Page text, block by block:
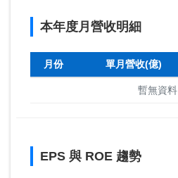
本年度月營收明細
月份 單月營收(億)
暫無資料
EPS 與 ROE 趨勢